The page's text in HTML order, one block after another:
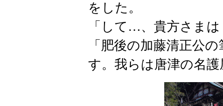
をした。
「して…、貴方さまは
「肥後の加藤清正公
す。我らは唐津の名